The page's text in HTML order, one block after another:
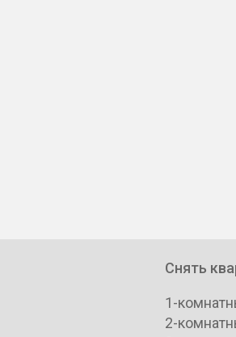
Снять
1-
2-